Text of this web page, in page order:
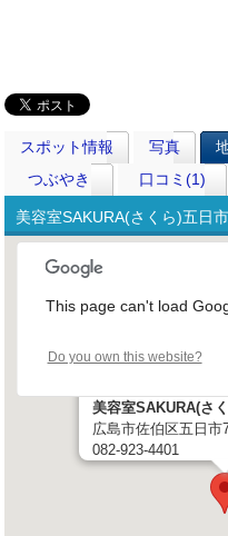
スポット情報 写真
つぶやき
口コミ(1)
美容室SAKURA(さくら)五日
美容室SAKURA(さ
広島市佐伯区五日市
082-923-4401
This page can't load
Do you own this website?